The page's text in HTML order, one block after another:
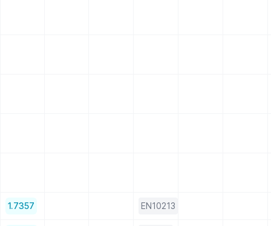
1.7357 EN10213